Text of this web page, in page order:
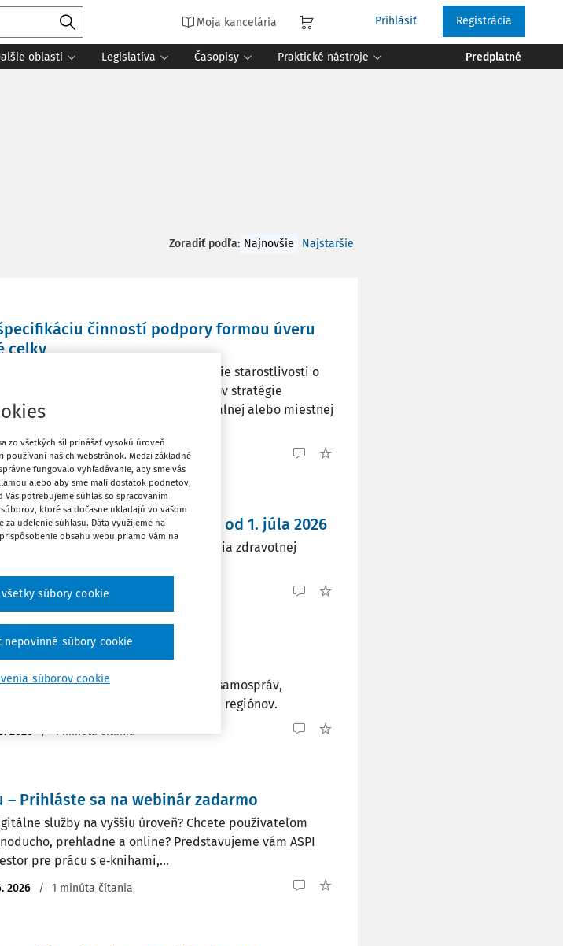
Moja kancelária Prihlásiť Registrácia
oblasti Legislatíva Časopisy Praktické nástroje Predplatné
Zoradiť podľa: Najnovšie Najstaršie
činností podpory formou úveru
celky
financovanie riešení na zabezpečenie starostlivosti o
zameraných na dosiahnutie cieľov stratégie
republiky na celoštátnej, regionálnej alebo miestnej
2026 / 1 minúta čítania
zdravotnej starostlivosti od 1. júla 2026
zmenu v systéme vykazovania zdravotnej
2026 / 1 minúta čítania
obcí
pre efektívnejšiu spoluprácu samospráv,
obyvateľom a koordinovanejší rozvoj regiónov.
2026 / 1 minúta čítania
– Prihláste sa na webinár zadarmo
služby na vyššiu úroveň? Chcete používateľom
prehľadne a online? Predstavujeme vám ASPI
pre prácu s e‑knihami,...
2026 / 1 minúta čítania
zo všetkých síl prinášať vysokú úroveň
našich webstránok. Medzi základné
fungovalo vyhľadávanie, aby sme vás
alebo aby sme mali dostatok podnetov,
potrebujeme súhlas so spracovaním
ktoré sa dočasne ukladajú vo vašom
za udelenie súhlasu. Dáta využijeme na
obsahu webu priamo Vám na
súborov cookie
nepovinné súbory cookie
súbory cookie